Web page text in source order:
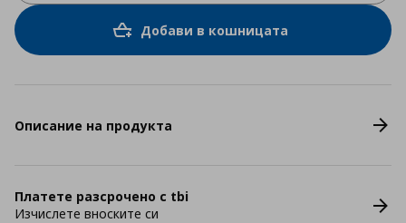
Добави в кошницата
Описание на продукта
Платете разсрочено с tbi
Изчислете вноските си